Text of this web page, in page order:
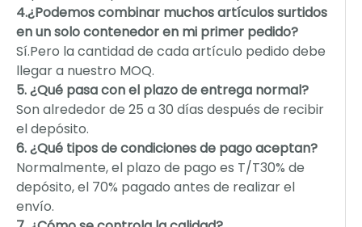
4.¿Podemos combinar muchos artículos surtidos
en un solo contenedor en mi primer pedido?
Sí.Pero la cantidad de cada artículo pedido debe
llegar a nuestro MOQ.
5. ¿Qué pasa con el plazo de entrega normal?
Son alrededor de 25 a 30 días después de recibir
el depósito.
6. ¿Qué tipos de condiciones de pago aceptan?
Normalmente, el plazo de pago es T/T30% de
depósito, el 70% pagado antes de realizar el
envío.